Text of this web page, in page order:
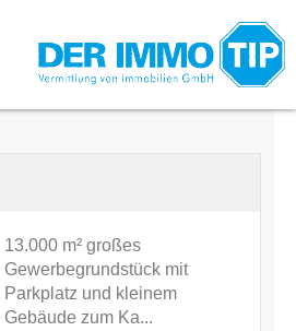
13.000 m² großes
Gewerbegrundstück mit
Parkplatz und kleinem
Gebäude zum Ka...